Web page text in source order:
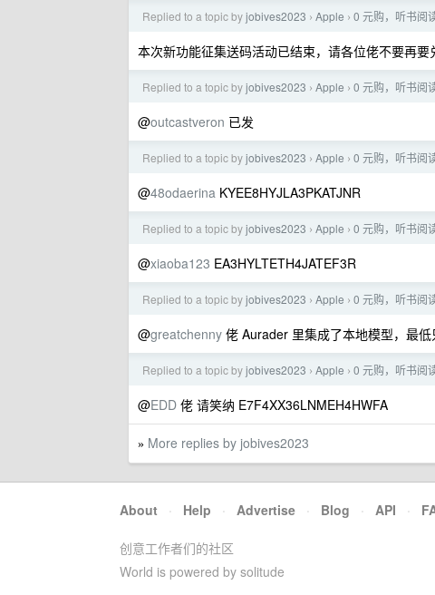
Replied to a topic byjobives2023 › Apple › 0 元购，听书阅
本次新功能征集送码活动已结束，请各位佬不要再
Replied to a topic byjobives2023 › Apple › 0 元购，听书阅
@outcastveron 已发
Replied to a topic byjobives2023 › Apple › 0 元购，听书阅
@48odaerina KYEE8HYJLA3PKATJNR
Replied to a topic byjobives2023 › Apple › 0 元购，听书阅
@xiaoba123 EA3HYLTETH4JATEF3R
Replied to a topic byjobives2023 › Apple › 0 元购，听书阅
@greatchenny 佬 Aurader 里集成了本地模型，最
Replied to a topic byjobives2023 › Apple › 0 元购，听书阅
@EDD 佬 请笑纳 E7F4XX36LNMEH4HWFA
» More replies by jobives2023
About · Help · Advertise · Blog · API ·
创意工作者们的社区
World is powered by solitude